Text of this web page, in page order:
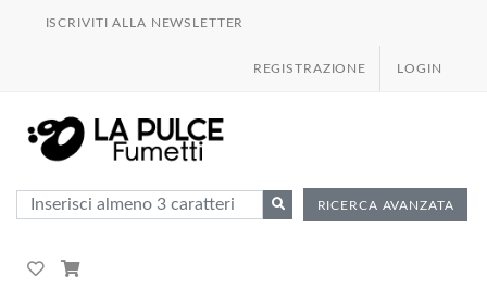
ISCRIVITI ALLA NEWSLETTER
REGISTRAZIONE LOGIN
RICERCA AVANZATA